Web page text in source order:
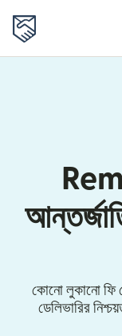
কোনো লুকানো ফি
ডেলিভারির